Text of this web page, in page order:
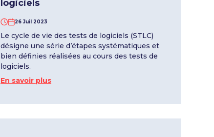
logiciels
26 Juil 2023
Le cycle de vie des tests de logiciels (STLC)
désigne une série d’étapes systématiques et
bien définies réalisées au cours des tests de
logiciels.
En savoir plus